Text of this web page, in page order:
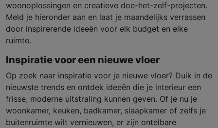
woonoplossingen en creatieve doe-het-zelf-projecten.
Meld je hieronder aan en laat je maandelijks verrassen
door inspirerende ideeën voor elk budget en elke
ruimte.
Inspiratie voor een nieuwe vloer
Op zoek naar inspiratie voor je nieuwe vloer? Duik in de
nieuwste trends en ontdek ideeën die je interieur een
frisse, moderne uitstraling kunnen geven. Of je nu je
woonkamer, keuken, badkamer, slaapkamer of zelfs je
buitenruimte wilt vernieuwen, er zijn ontelbare